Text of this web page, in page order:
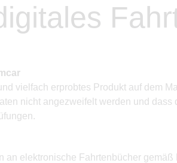
vielfach erprobtes Produkt auf dem
nicht angezweifelt werden und
an elektronische Fahrtenbücher